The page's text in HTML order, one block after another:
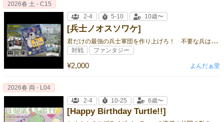
[兵士ノオスソワケ]
君
だけの最強の兵士軍団を作り上げろ！ 不要な兵は…やっぱり相手にオスソワケ！！
¥2,000
2026春 土 - C15
2-4
5-10 10歳〜
対戦 ファンタジー
よんだぁ堂
[Happy Birthday Turtle!!]
2026春 両 - L04
2-4
10-25 6歳〜